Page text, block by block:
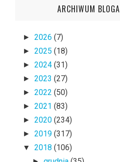
ARCHIWUM BLOGA
► 2026 (7)
► 2025 (18)
► 2024 (31)
► 2023 (27)
► 2022 (50)
► 2021 (83)
► 2020 (234)
► 2019 (317)
▼ 2018 (106)